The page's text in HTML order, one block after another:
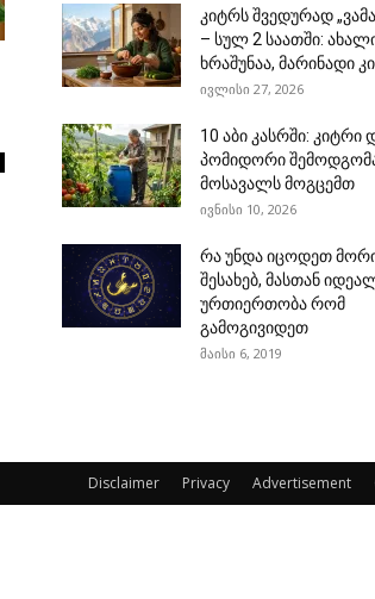
კიტრს შვედურად
– სულ 2 საათში:
ხრაშუნაა, მარინადი კი...
ივლისი 27, 2026
10 აბი კასრში: კიტრი
პომიდორი
მოსავალს მოგცემთ
ივნისი 10, 2026
რა უნდა იცოდეთ
შესახებ, მასთან
ურთიერთობა რომ
გამოგივიდეთ
მაისი 6, 2019
Disclaimer Privacy Advertisement